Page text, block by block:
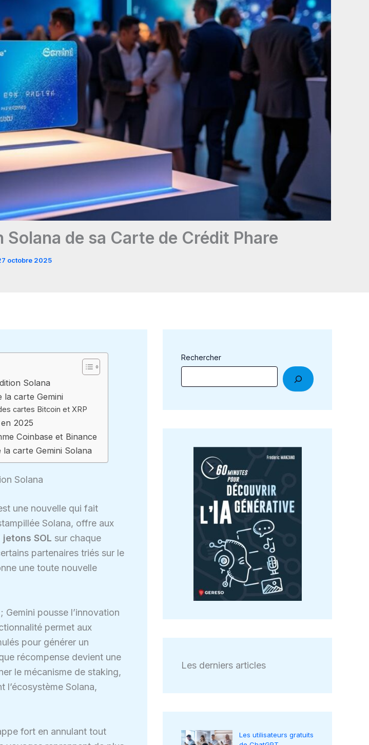
Solana de sa Carte de Crédit Phare
octobre 2025
Solana
la carte Gemini
cartes Bitcoin et XRP
2025
Coinbase et Binance
carte Gemini Solana
Solana
une nouvelle qui fait
Solana, offre aux
SOL sur chaque
partenaires triés sur le
une toute nouvelle
pousse l’innovation
permet aux
pour générer un
récompense devient une
le mécanisme de staking,
l’écosystème Solana,
fort en annulant tout
Rechercher
Les derniers articles
Les utilisateurs gratuits